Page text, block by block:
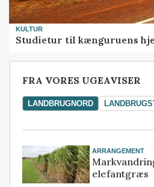
KULTUR
Studietur til kænguruens
FRA VORES UGEAVISER
LANDBRUGNORD
ARRANGEMENT
elefantgræs